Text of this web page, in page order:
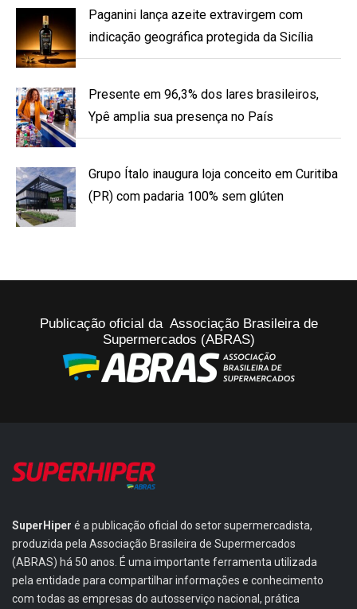
Paganini lança azeite extravirgem com
indicação geográfica protegida da Sicília
Presente em 96,3% dos lares brasileiros,
Ypê amplia sua presença no País
Grupo Ítalo inaugura loja conceito em Curitiba
(PR) com padaria 100% sem glúten
Publicação oficial da Associação Brasileira de
Supermercados (ABRAS)
SuperHiper é a publicação oficial do setor supermercadista,
produzida pela Associação Brasileira de Supermercados
(ABRAS) há 50 anos. É uma importante ferramenta utilizada
pela entidade para compartilhar informações e conhecimento
com todas as empresas do autosserviço nacional, prática